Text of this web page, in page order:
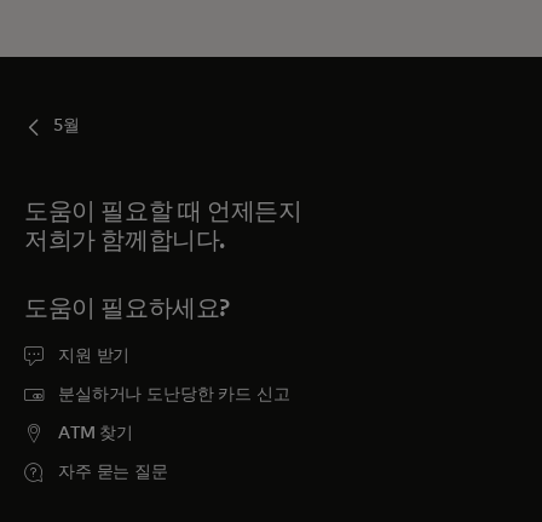
5월
도움이 필요할 때 언제든지
저희가 함께합니다.
도움이 필요하세요?
지원 받기
분실하거나 도난당한 카드 신고
ATM 찾기
자주 묻는 질문